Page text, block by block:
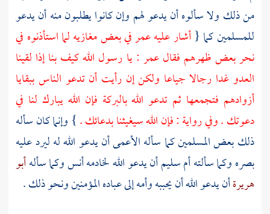
من ذلك ولا سألوه أن يدعو لهم وإن كانوا يطلبون منه أن يدعو
للمسلمين كما {أشار عليهعمرفي بعض مغازيه لما استأذنوه في
نحر بعض ظهرهم فقالعمر : يا رسول الله كيف بنا إذا لقينا
العدو غدا رجالا جياعا ولكن إن رأيت أن تدعو الناس ببقايا
أزوادهم فتجمعها ثم تدعو الله بالبركة فإن الله يبارك لنا في
دعوتك . وفي رواية : فإن الله سيغيثنا بدعائك .} وإنما كان سأله
ذلك بعض المسلمين كما سأله الأعمى أن يدعو الله له ليرد عليه
بصره وكما سألتهأم سليمأن يدعو الله لخادمهأنسوكما سألهأبو
هريرةأن يدعو الله أن يحببه وأمه إلى عباده المؤمنين ونحو ذلك .